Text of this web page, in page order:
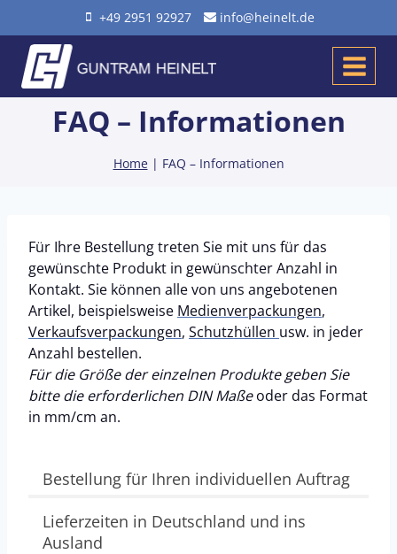
Inhalt
springen
+49 2951 92927 info@heinelt.de
FAQ – Informationen
Home| FAQ – Informationen
Für Ihre Bestellung treten Sie mit uns für das
gewünschte Produkt in gewünschter Anzahl in
Kontakt. Sie können alle von uns angebotenen
Artikel, beispielsweise Medienverpackungen,
Verkaufsverpackungen, Schutzhüllen usw. in jeder
Anzahl bestellen.
Für die Größe der einzelnen Produkte geben Sie
bitte die erforderlichen DIN Maßeoder das Format
in mm/cm an.
Bestellung für Ihren individuellen Auftrag
Lieferzeiten in Deutschland und ins
Ausland